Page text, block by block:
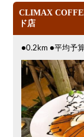
CLIMAX
ド店
●0.2km ●平均予